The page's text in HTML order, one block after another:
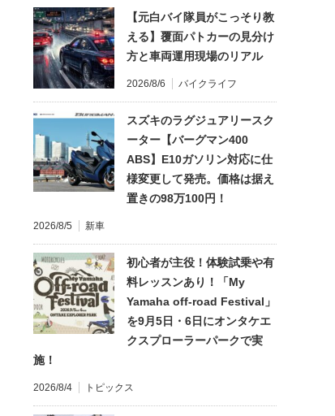
【元白バイ隊員がこっそり教
える】覆面パトカーの見分け
方と車両運用現場のリアル
2026/8/6 バイクライフ
スズキのラグジュアリースク
ーター【バーグマン400
ABS】E10ガソリン対応に仕
様変更して発売。価格は据え
置きの98万100円！
2026/8/5 新車
初心者が主役！体験試乗や有
料レッスンあり！「My
Yamaha off-road Festival」
を9月5日・6日にオンタケエ
クスプローラーパークで実
施！
2026/8/4 トピックス